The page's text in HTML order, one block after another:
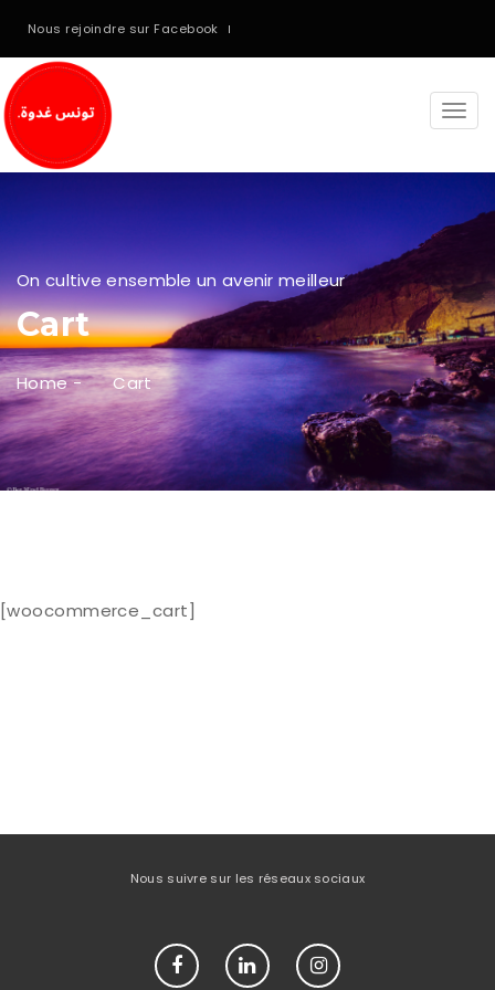
Nous rejoindre sur Facebook
On cultive ensemble un avenir meilleur
Cart
Home- Cart
[woocommerce_cart]
Nous suivre sur les réseaux sociaux